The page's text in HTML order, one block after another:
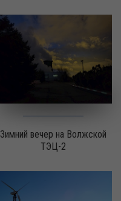
Зимний вечер на Волжской
ТЭЦ-2